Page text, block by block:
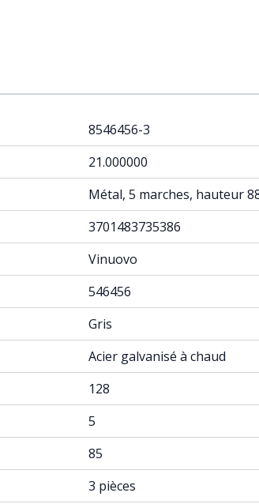
8546456-3
21.000000
Métal, 5 marches, hauteur
3701483735386
Vinuovo
546456
Gris
Acier galvanisé à chaud
128
5
85
3 pièces